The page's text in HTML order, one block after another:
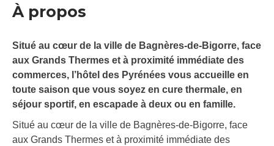
À propos
Situé au cœur de la ville de Bagnères-de-Bigorre, face
aux Grands Thermes et à proximité immédiate des
commerces, l’hôtel des Pyrénées vous accueille en
toute saison que vous soyez en cure thermale, en
séjour sportif, en escapade à deux ou en famille.
Situé au cœur de la ville de Bagnères-de-Bigorre, face
aux Grands Thermes et à proximité immédiate des